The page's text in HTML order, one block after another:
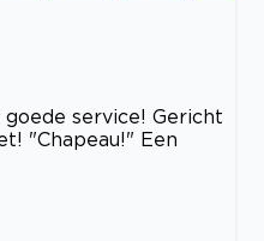
service! Gericht
"Chapeau!" Een